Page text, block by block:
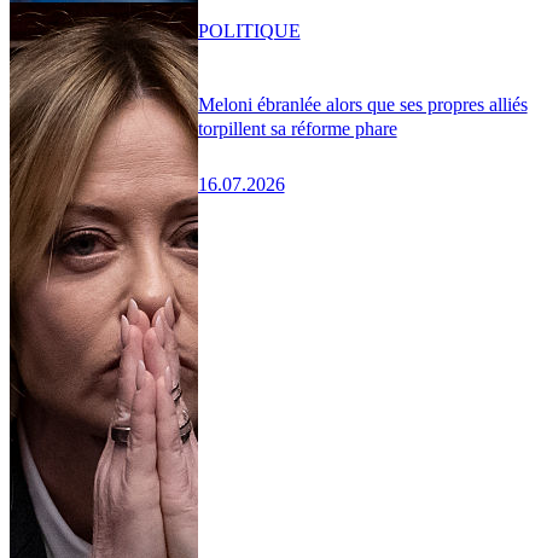
Meloni ébranlée alors que ses propres alliés
torpillent sa réforme phare
16.07.2026
POLITIQUE